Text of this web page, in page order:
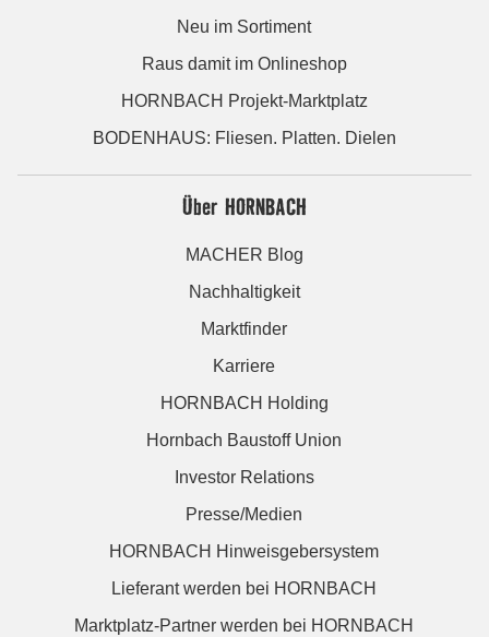
Neu im Sortiment
Raus damit im Onlineshop
HORNBACH Projekt-Marktplatz
BODENHAUS: Fliesen. Platten. Dielen
Über HORNBACH
MACHER Blog
Nachhaltigkeit
Marktfinder
Karriere
HORNBACH Holding
Hornbach Baustoff Union
Investor Relations
Presse/Medien
HORNBACH Hinweisgebersystem
Lieferant werden bei HORNBACH
Marktplatz-Partner werden bei HORNBACH